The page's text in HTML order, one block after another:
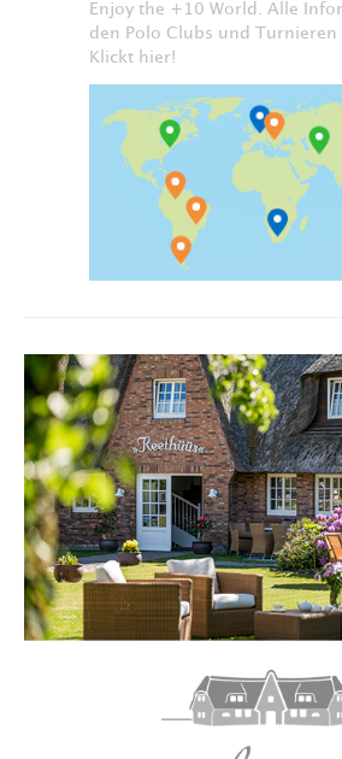
Enjoy the +10 World. Alle
den Polo Clubs und Turnieren
Klickt hier!